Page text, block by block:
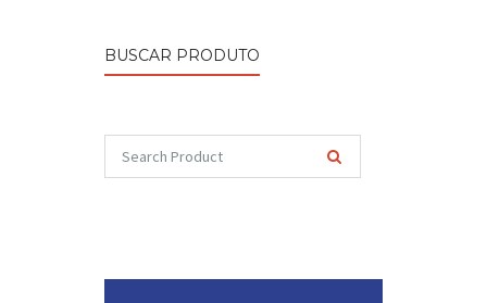
BUSCAR PRODUTO